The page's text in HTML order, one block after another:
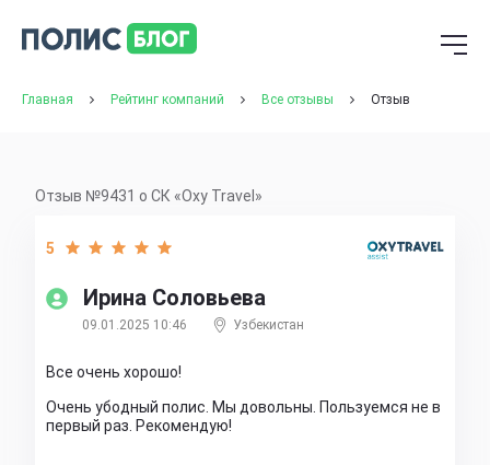
Главная Рейтинг компаний Все отзывы Отзыв
Отзыв №9431 о СК «Oxy Travel»
Ирина Соловьева
5
09.01.2025 10:46 Узбекистан
Все очень хорошо!
Очень убодный полис. Мы довольны. Пользуемся не в
первый раз. Рекомендую!